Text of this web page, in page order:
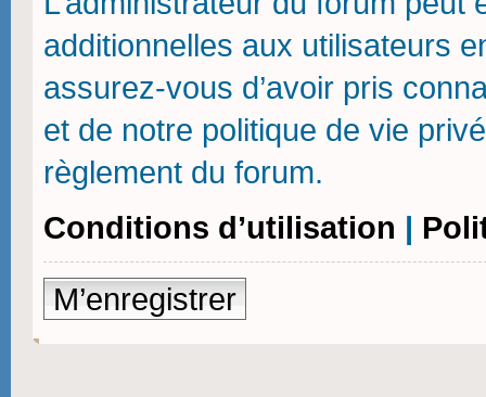
additionnelles aux utilisateurs
assurez-vous d’avoir pris
et de notre politique de vie
règlement du forum.
Conditions d’utilisation |
M’enregistrer